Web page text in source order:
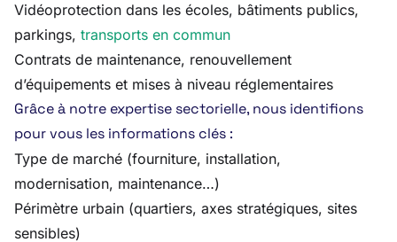
Vidéoprotection dans les écoles, bâtiments publics,
parkings, transports en commun
Contrats de maintenance, renouvellement
d’équipements et mises à niveau réglementaires
Grâce à notre expertise sectorielle, nous identifions
pour vous les informations clés :
Type de marché (fourniture, installation,
modernisation, maintenance…)
Périmètre urbain (quartiers, axes stratégiques, sites
sensibles)